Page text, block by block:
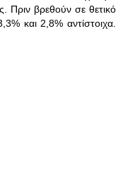
Πριν βρεθούν σε θετικό
και 2,8% αντίστοιχα.